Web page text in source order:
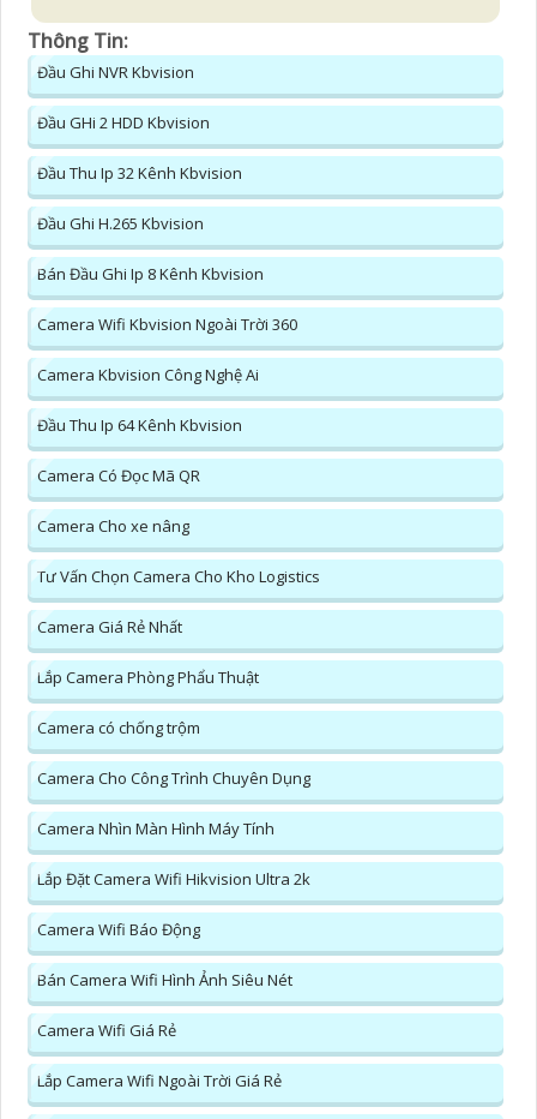
Thông Tin:
Đầu Ghi NVR Kbvision
Đầu GHi 2 HDD Kbvision
Đầu Thu Ip 32 Kênh Kbvision
Đầu Ghi H.265 Kbvision
Bán Đầu Ghi Ip 8 Kênh Kbvision
Camera Wifi Kbvision Ngoài Trời 360
Camera Kbvision Công Nghệ Ai
Đầu Thu Ip 64 Kênh Kbvision
Camera Có Đọc Mã QR
Camera Cho xe nâng
Tư Vấn Chọn Camera Cho Kho Logistics
Camera Giá Rẻ Nhất
Lắp Camera Phòng Phẩu Thuật
Camera có chống trộm
Camera Cho Công Trình Chuyên Dụng
Camera Nhìn Màn Hình Máy Tính
Lắp Đặt Camera Wifi Hikvision Ultra 2k
Camera Wifi Báo Động
Bán Camera Wifi Hình Ảnh Siêu Nét
Camera Wifi Giá Rẻ
Lắp Camera Wifi Ngoài Trời Giá Rẻ